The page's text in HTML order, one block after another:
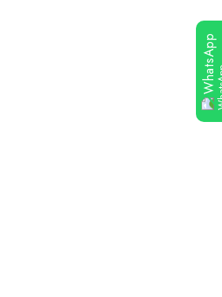
WhatsApp